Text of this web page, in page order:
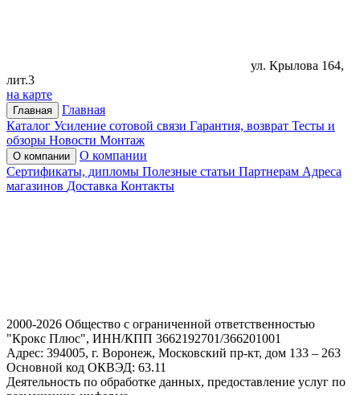
ул. Крылова 164,
лит.3
на карте
Главная
Главная
Каталог Усиление сотовой связи Гарантия, возврат Тесты и
обзоры Новости Монтаж
О компании
О компании
Сертификаты, дипломы Полезные статьи Партнерам Адреса
магазинов Доставка Контакты
2000-2026 Общество с ограниченной ответственностью
"Крокс Плюс", ИНН/КПП 3662192701/366201001
Адрес: 394005, г. Воронеж, Московский пр-кт, дом 133 – 263
Основной код ОКВЭД: 63.11
Деятельность по обработке данных, предоставление услуг по